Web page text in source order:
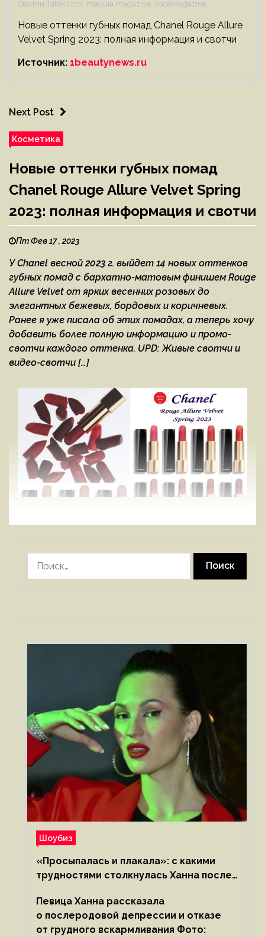
Свотчи: bitekicom, maquia.magazine, vocemagazine
Новые оттенки губных помад Chanel Rouge Allure
Velvet Spring 2023: полная информация и свотчи
Источник: 1beautynews.ru
Next Post
Косметика
Новые оттенки губных помад
Chanel Rouge Allure Velvet Spring
2023: полная информация и свотчи
Пт Фев 17 , 2023
У Chanel весной 2023 г. выйдет 14 новых оттенков
губных помад с бархатно-матовым финишем Rouge
Allure Velvet от ярких весенних розовых до
элегантных бежевых, бордовых и коричневых.
Ранее я уже писала об этих помадах, а теперь хочу
добавить более полную информацию и промо-
свотчи каждого оттенка. UPD: Живые свотчи и
видео-свотчи […]
Шоубиз
«Просыпалась и плакала»: с какими
трудностями столкнулась Ханна после
Певица Ханна рассказала
о послеродовой депрессии и отказе
от грудного вскармливания Фото: